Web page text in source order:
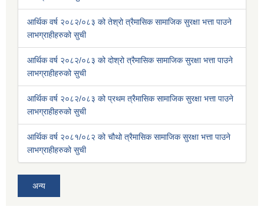
आर्थिक वर्ष २०८२/०८३ को तेश्रो त्रैमासिक सामाजिक सुरक्षा भत्ता पाउने
लाभग्राहीहरुको सुची
आर्थिक वर्ष २०८२/०८३ को दोश्रो त्रैमासिक सामाजिक सुरक्षा भत्ता पाउने
लाभग्राहीहरुको सुची
आर्थिक वर्ष २०८२/०८३ को प्रथम त्रैमासिक सामाजिक सुरक्षा भत्ता पाउने
लाभग्राहीहरुको सुची
आर्थिक वर्ष २०८१/०८२ को चौथो त्रैमासिक सामाजिक सुरक्षा भत्ता पाउने
लाभग्राहीहरुको सुची
अन्य